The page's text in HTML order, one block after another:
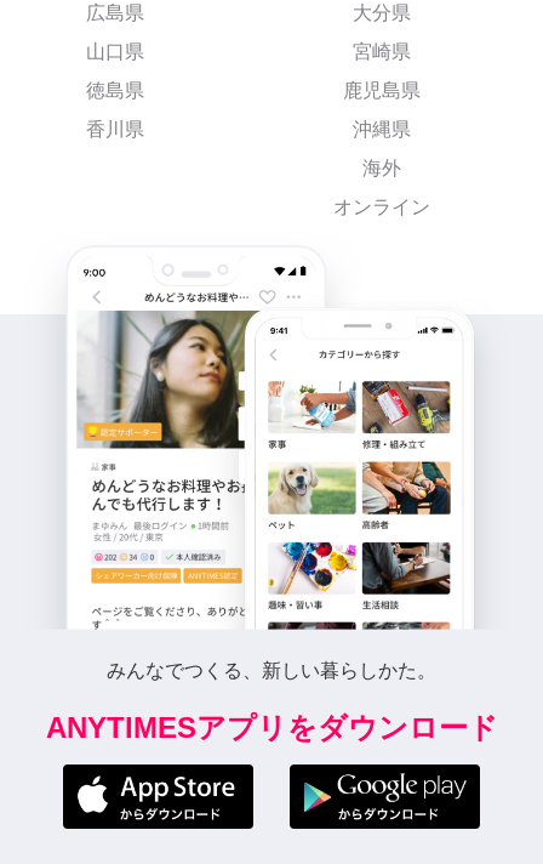
広島県
山口県
徳島県
香川県
大分県
宮崎県
鹿児島県
沖縄県
海外
オンライン
みんなでつくる、新しい暮らしかた。
ANYTIMESアプリをダウンロード